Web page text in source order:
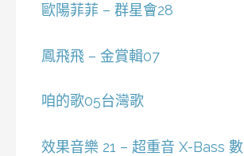
歐陽菲菲 – 群星會28
鳳飛飛 – 金賞輯07
咱的歌05台灣歌
效果音樂 21 – 超重音 X-Bass 數